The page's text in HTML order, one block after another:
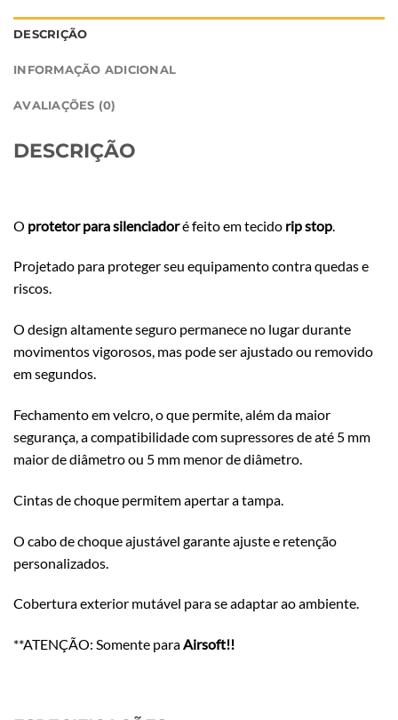
DESCRIÇÃO
INFORMAÇÃO ADICIONAL
AVALIAÇÕES (0)
DESCRIÇÃO
O protetor para silenciadoré feito em tecido rip stop
Projetado para proteger seu equipamento contra quedas e
riscos.
O design altamente seguro permanece no lugar durante
movimentos vigorosos, mas pode ser ajustado ou removido
em segundos.
Fechamento em velcro, o que permite, além da maior
segurança, a compatibilidade com supressores de até 5 mm
maior de diâmetro ou 5 mm menor de diâmetro.
Cintas de choque permitem apertar a tampa.
O cabo de choque ajustável garante ajuste e retenção
personalizados.
Cobertura exterior mutável para se adaptar ao ambiente.
**ATENÇÃO: Somente paraAirsoft!!